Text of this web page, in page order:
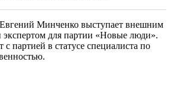
Минченко выступает внешним
экспертом для партии «Новые люди».
с партией в статусе специалиста по